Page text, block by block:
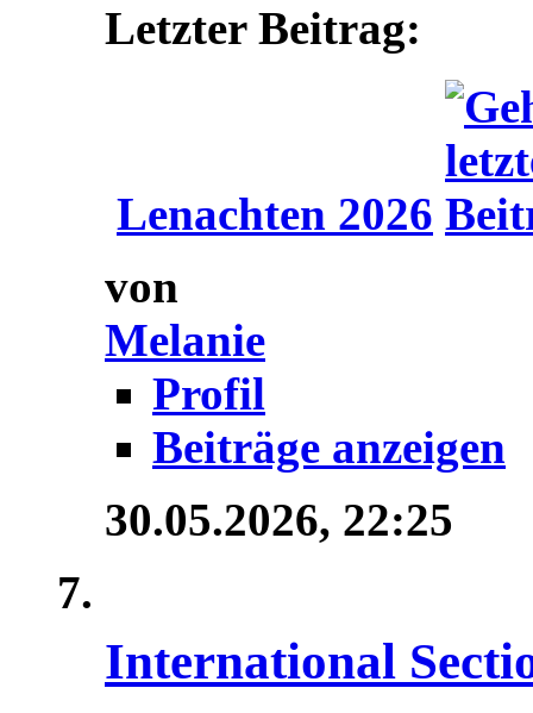
Letzter Beitrag:
Lenachten 2026
von
Melanie
Profil
Beiträge anzeigen
30.05.2026, 22:25
International